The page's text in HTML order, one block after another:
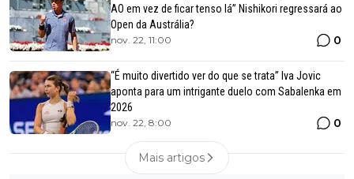
AO em vez de ficar tenso lá” Nishikori regressará ao
Open da Austrália?
nov. 22, 11:00 0
“É muito divertido ver do que se trata” Iva Jovic
aponta para um intrigante duelo com Sabalenka em
2026
nov. 22, 8:00 0
Mais artigos